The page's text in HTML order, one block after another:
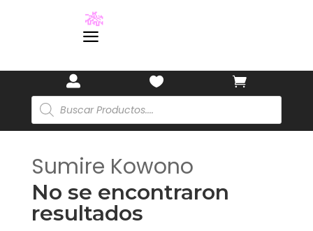
a
 

Búsqueda
de
productos
Sumire Kowono
No se encontraron
resultados
🎋